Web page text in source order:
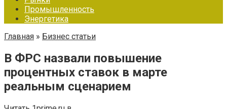
Промышленность
Энергетика
Главная » Бизнес статьи
В ФРС назвали повышение
процентных ставок в марте
реальным сценарием